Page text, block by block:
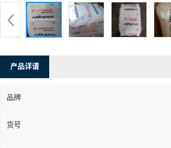
产品详请
品牌
货号